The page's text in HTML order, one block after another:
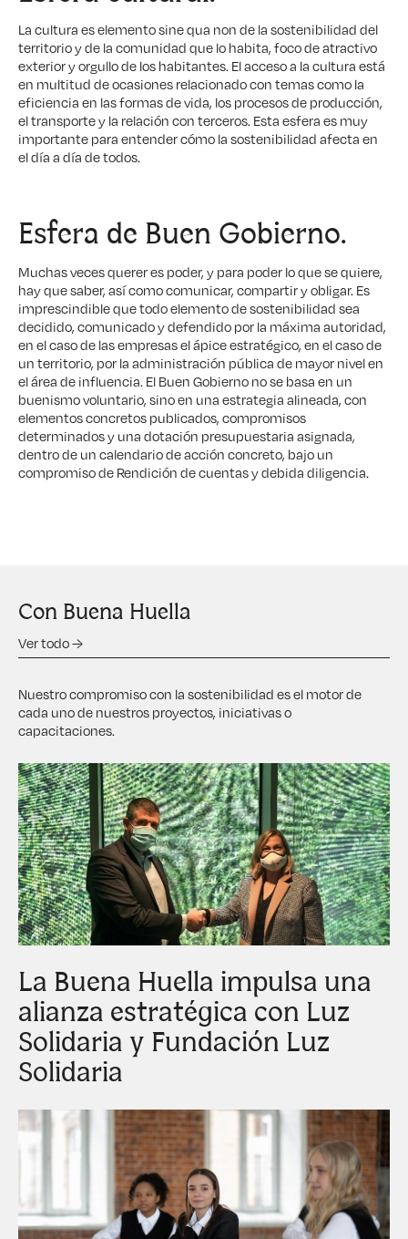
La cultura es elemento sine qua non de la sostenibilidad del
territorio y de la comunidad que lo habita, foco de atractivo
exterior y orgullo de los habitantes. El acceso a la cultura está
en multitud de ocasiones relacionado con temas como la
eficiencia en las formas de vida, los procesos de producción,
el transporte y la relación con terceros. Esta esfera es muy
importante para entender cómo la sostenibilidad afecta en
el día a día de todos.
Esfera de Buen Gobierno.
Muchas veces querer es poder, y para poder lo que se quiere,
hay que saber, así como comunicar, compartir y obligar. Es
imprescindible que todo elemento de sostenibilidad sea
decidido, comunicado y defendido por la máxima autoridad,
en el caso de las empresas el ápice estratégico, en el caso de
un territorio, por la administración pública de mayor nivel en
el área de influencia. El Buen Gobierno no se basa en un
buenismo voluntario, sino en una estrategia alineada, con
elementos concretos publicados, compromisos
determinados y una dotación presupuestaria asignada,
dentro de un calendario de acción concreto, bajo un
compromiso de Rendición de cuentas y debida diligencia.
Con Buena Huella
Ver todo →
Nuestro compromiso con la sostenibilidad es el motor de
cada uno de nuestros proyectos, iniciativas o
capacitaciones.
La Buena Huella impulsa una
alianza estratégica con Luz
Solidaria y Fundación Luz
Solidaria